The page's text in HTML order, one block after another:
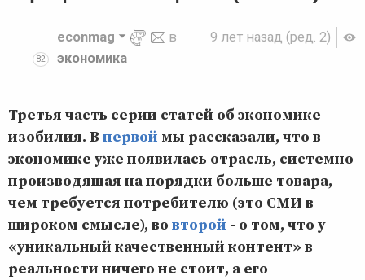
9 лет назад (ред. 2)
82
econmag
в
экономика
Третья часть серии статей об экономике
изобилия. В первой мы рассказали, что в
экономике уже появилась отрасль, системно
производящая на порядки больше товара,
чем требуется потребителю (это СМИ в
широком смысле), во второй - о том, что у
«уникальный качественный контент» в
реальности ничего не стоит, а его